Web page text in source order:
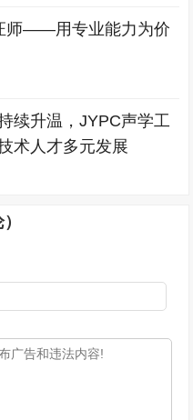
师——用专业能力为价
续升温，JYPC声学工
术人才多元发展